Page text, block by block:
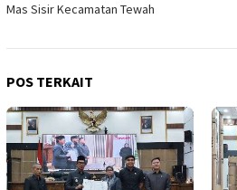
Mas Sisir Kecamatan Tewah
POS TERKAIT